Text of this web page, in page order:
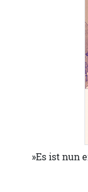
»Es ist nun